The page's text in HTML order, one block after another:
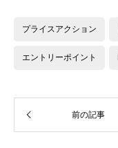
プライスアクション
エントリーポイント
前の記事